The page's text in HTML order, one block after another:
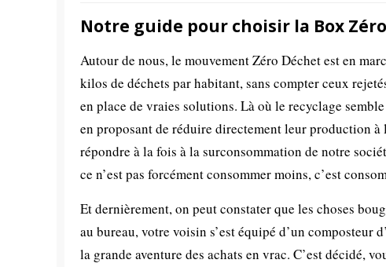
Notre guide pour choisir la Box
Autour de nous, le mouvement Zéro Déchet est en
kilos de déchets par habitant, sans compter ceux
en place de vraies solutions. Là où le recyclage
en proposant de réduire directement leur production à
répondre à la fois à la surconsommation de notre
ce n’est pas forcément consommer moins, c’est
Et dernièrement, on peut constater que les choses
au bureau, votre voisin s’est équipé d’un composteur
la grande aventure des achats en vrac. C’est décidé,